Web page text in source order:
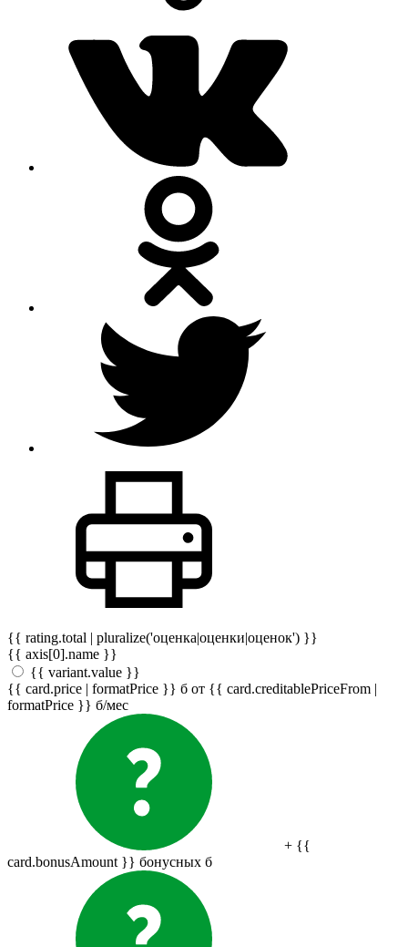
{{ rating.total | pluralize('оценка|оценки|оценок') }}
{{ axis[0].name }}
{{ variant.value }}
{{ card.price | formatPrice }} б от {{ card.creditablePriceFrom |
formatPrice }} б/мес
+ {{
card.bonusAmount }} бонусных б